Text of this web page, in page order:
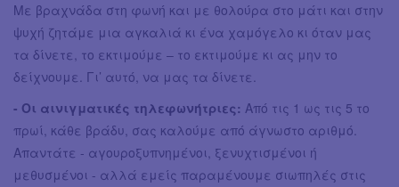
Με βραχνάδα στη φωνή και με θολούρα στο μάτι και στην
ψυχή ζητάμε μια αγκαλιά κι ένα χαμόγελο κι όταν μας
τα δίνετε, το εκτιμούμε – το εκτιμούμε κι ας μην το
δείχνουμε. Γι’ αυτό, να μας τα δίνετε.
- Οι αινιγματικές τηλεφωνήτριες: Από τις 1 ως τις 5 το
πρωί, κάθε βράδυ, σας καλούμε από άγνωστο αριθμό.
Απαντάτε - αγουροξυπνημένοι, ξενυχτισμένοι ή
μεθυσμένοι - αλλά εμείς παραμένουμε σιωπηλές στις